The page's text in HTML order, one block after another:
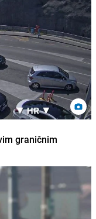
graničnim